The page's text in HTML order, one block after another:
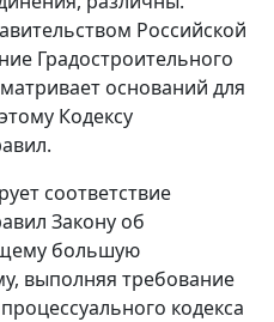
Российской
Градостроительного
оснований для
Кодексу
соответствие
Закону об
большую
выполняя требование
кодекса